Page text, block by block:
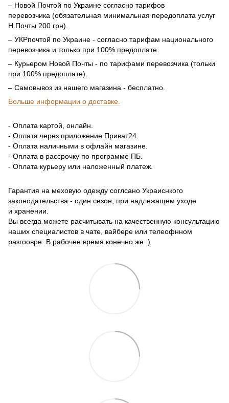
– Новой Почтой по Украине согласно тарифов
перевозчика (обязательная минимальная передоплата услуг
Н.Почты 200 грн).
– УКРпочтой по Украине - согласно тарифам национального
перевозчика и только при 100% предоплате.
– Курьером Новой Почты - по тарифами перевозчика (тольки
при 100% предоплате).
– Самовывоз из нашего магазина - бесплатно.
Больше информации о доставке.
- Оплата картой, онлайн.
- Оплата через приложение Приват24.
- Оплата наличными в офлайн магазине.
- Оплата в рассрочку по программе ПБ.
- Оплата курьеру или наложенный платеж.
Гарантия на меховую одежду соглсано Украиснкого
законодательства - один сезон, при надлежащем уходе
и хранении.
Вы всегда можете расчитывать на качественную консультацию
наших специалистов в чате, вайбере или телеофнном
разгоовре. В рабочее время конечно же :)